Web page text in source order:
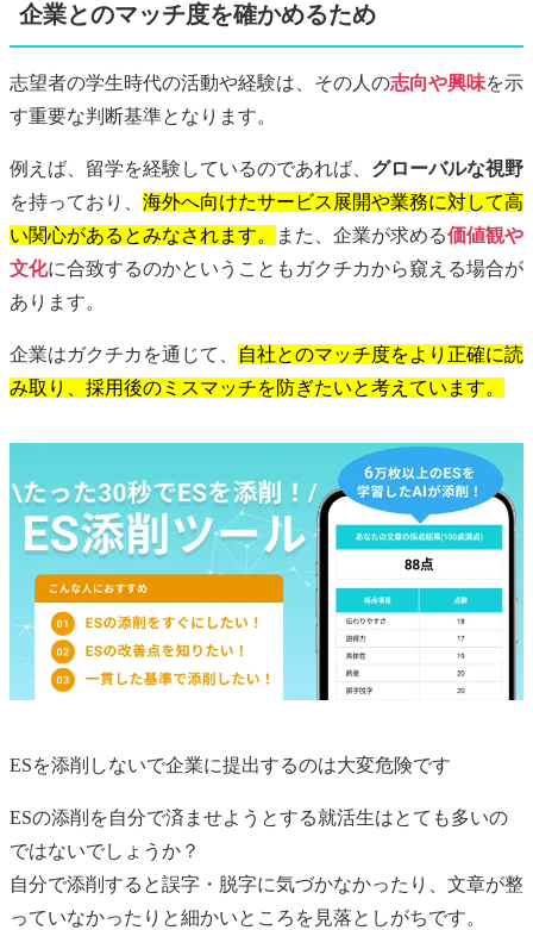
企業とのマッチ度を確かめるため
志望者の学生時代の活動や経験は、その人の志向や興味を示
す重要な判断基準となります。
例えば、留学を経験しているのであれば、 グローバルな視野
を持っており、 海外へ向けたサービス展開や業務に対して高
い関心があるとみなされます。
また、企業が求める価値観や
文化に合致するのかということもガクチカから窺える場合が
あります。
企業はガクチカを通じて、
自社とのマッチ度をより正確に読
み取り、採用後のミスマッチを防ぎたいと考えています。
ESを添削しないで企業に提出するのは大変危険です
ESの添削を自分で済ませようとする就活生はとても多いの
ではないでしょうか？
自分で添削すると誤字・脱字に気づかなかったり、文章が整
っていなかったりと細かいところを見落としがちです。